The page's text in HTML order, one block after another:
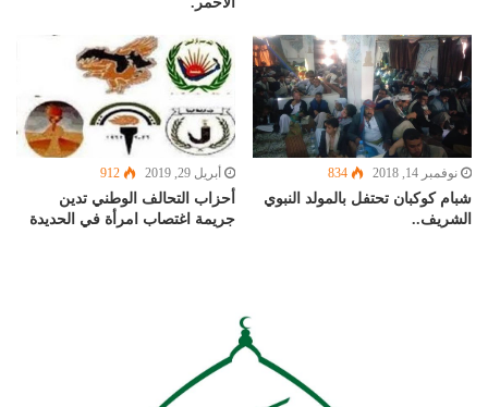
نوفمبر 14, 2018 834
شبام كوكبان تحتفل بالمولد النبوي
الشريف..
أبريل 29, 2019 912
أحزاب التحالف الوطني تدين
جريمة اغتصاب امرأة في الحديدة